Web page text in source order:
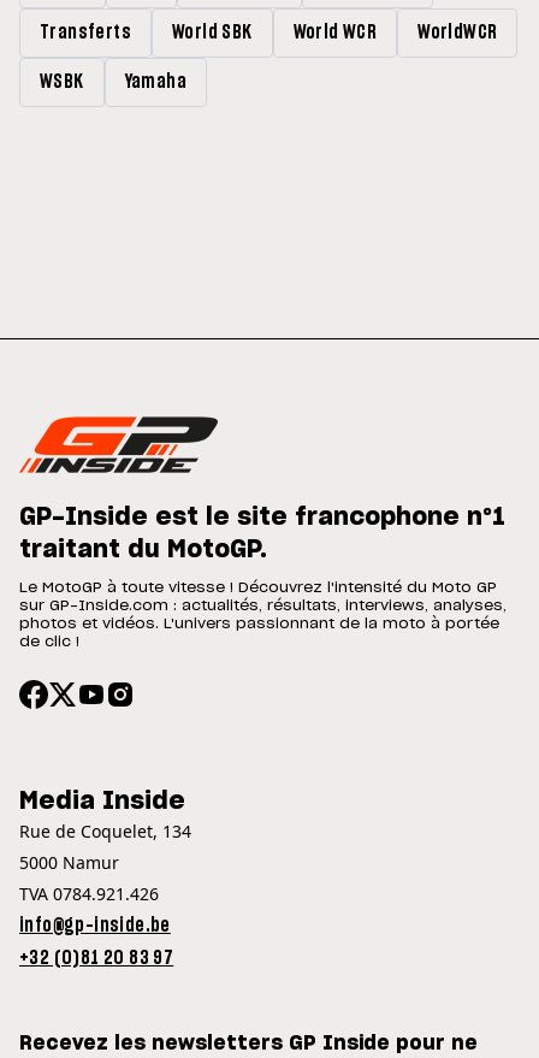
Transferts World SBK World WCR WorldWCR
WSBK Yamaha
GP-Inside est le site francophone n°1
traitant du MotoGP.
Le MotoGP à toute vitesse ! Découvrez l'intensité du Moto GP
sur GP-Inside.com : actualités, résultats, interviews, analyses,
photos et vidéos. L'univers passionnant de la moto à portée
de clic !
Media Inside
Rue de Coquelet, 134
5000 Namur
TVA 0784.921.426
info@gp-inside.be
+32 (0)81 20 83 97
Recevez les newsletters GP Inside pour ne